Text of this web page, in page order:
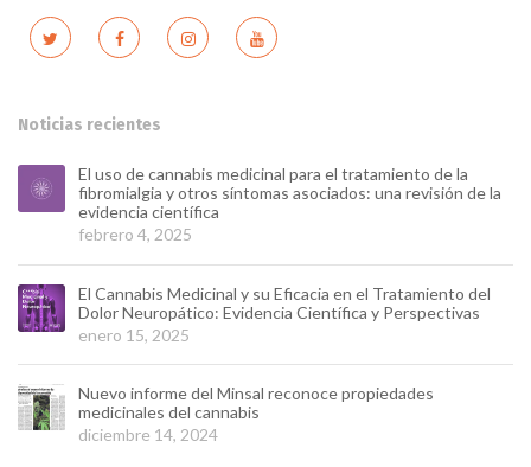
Noticias recientes
El uso de cannabis medicinal para el tratamiento de la
fibromialgia y otros síntomas asociados: una revisión de la
evidencia científica
febrero 4, 2025
El Cannabis Medicinal y su Eficacia en el Tratamiento del
Dolor Neuropático: Evidencia Científica y Perspectivas
enero 15, 2025
Nuevo informe del Minsal reconoce propiedades
medicinales del cannabis
diciembre 14, 2024